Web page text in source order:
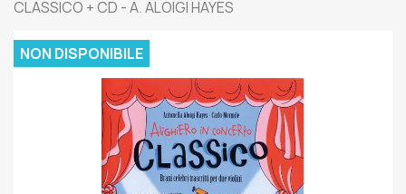
CLASSICO + CD - A. ALOIGI HAYES
NON DISPONIBILE